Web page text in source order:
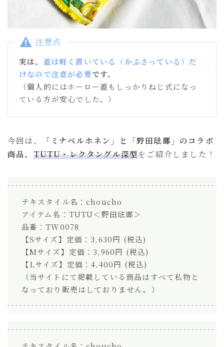
注意点
実は、 蓋は軽く置いている（かぶさっている）だ
けなので注意が必要です。
（個人的にはホーロー蓋もしっかりねじ式になっ
ている方が安心でした。）
今回は、
「ミナペルホネン」と「野田琺瑯」のコラボ
商品、 TUTU・レクタングル深型をご紹介しました！
テキスタイル名：choucho
アイテム名：TUTU＜野田琺瑯＞
品番：TW0078
【Sサイズ】定価：3,630円 (税込)
【Mサイズ】定価：3,960円 (税込)
【Lサイズ】定価：4,400円 (税込)
（当サイトにて掲載している商品はすべて私物と
なっており販売はしておりません。）